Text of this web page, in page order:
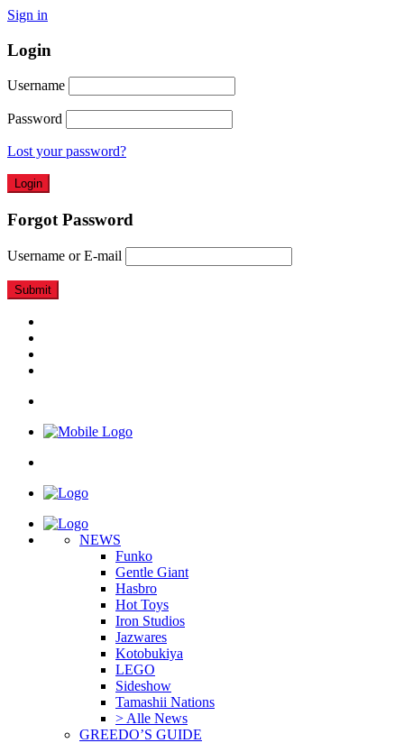
Sign in
Login
Username
Password
Lost your password?
Forgot Password
Username or E-mail
NEWS
Funko
Gentle Giant
Hasbro
Hot Toys
Iron Studios
Jazwares
Kotobukiya
LEGO
Sideshow
Tamashii Nations
> Alle News
GREEDO’S GUIDE